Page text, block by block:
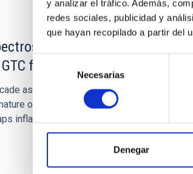
y analizar el tráfico. Además,
redes sociales, publicidad y
que hayan recopilado a partir del
Selección
consentimiento
Necesarias
Denegar
survey
for the next decade
astronomers will attempt to
of dark matter, dark energy
inflationary) processes which